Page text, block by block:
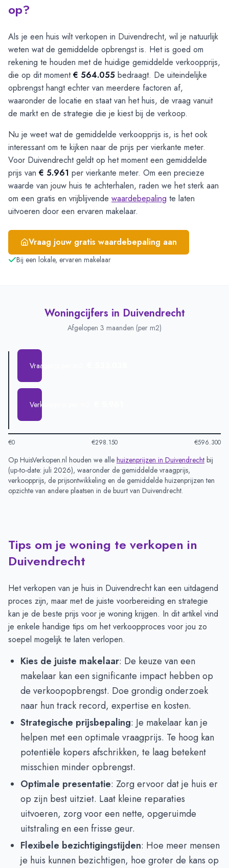
op?
Als je een huis wilt verkopen in Duivendrecht, wil je natuurlijk
weten wat de gemiddelde opbrengst is. Het is goed om
rekening te houden met de huidige gemiddelde verkoopprijs,
die op dit moment€ 564.055 bedraagt. De uiteindelijke
opbrengst hangt echter van meerdere factoren af,
waaronder de locatie en staat van het huis, de vraag vanuit
de markt en de strategie die je kiest bij de verkoop.
Nu je weet wat de gemiddelde verkoopprijs is, is het ook
interessant om te kijken naar de prijs per vierkante meter.
Voor Duivendrecht geldt op het moment een gemiddelde
prijs van € 5.961 per vierkante meter. Om een precieze
waarde van jouw huis te achterhalen, raden we het sterk aan
om een gratis en vrijblijvende waardebepaling te laten
uitvoeren door een ervaren makelaar.
Vraag jouw gratis waardebepaling aan
Bij een lokale, ervaren makelaar
Woningcijfers in Duivendrecht
Afgelopen 3 maanden (per m2)
Vraagprijs per m2
Verkoopprijs per m2
€0 €298.150 €596.300
Op HuisVerkopen.nl houden we alle huizenprijzen in Duivendrecht bij
(up-to-date: juli 2026), waaronder de gemiddelde vraagprijs,
verkoopprijs, de prijsontwikkeling en de gemiddelde huizenprijzen ten
opzichte van andere plaatsen in de buurt van Duivendrecht.
Tips om je woning te verkopen in
Duivendrecht
Het verkopen van je huis in Duivendrecht kan een uitdagend
proces zijn, maar met de juiste voorbereiding en strategie
kan je de beste prijs voor je woning krijgen. In dit artikel vind
je enkele handige tips om het verkoopproces voor jou zo
soepel mogelijk te laten verlopen.
Kies de juiste makelaar: De keuze van een
makelaar kan een significante impact hebben op
de verkoopopbrengst. Doe grondig onderzoek
naar hun track record, expertise en kosten.
Strategische prijsbepaling: Je makelaar kan je
helpen met een optimale vraagprijs. Te hoog kan
potentiële kopers afschrikken, te laag betekent
misschien minder opbrengst.
Optimale presentatie: Zorg ervoor dat je huis er
op zijn best uitziet. Laat kleine reparaties
uitvoeren, zorg voor een nette, opgeruimde
uitstraling en een frisse geur.
Flexibele bezichtigingstijden: Hoe meer mensen
je huis kunnen bezichtigen, hoe groter de kans op